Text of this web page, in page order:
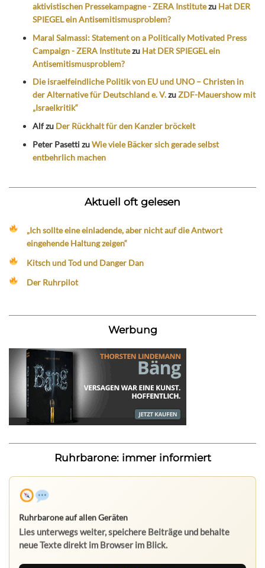
aktivistischen Pressekampagne - ZERA Institutezu Hat DER
SPIEGEL ein Antisemitismusproblem?
Maral Salmassi: Statement on a Politically Motivated Press
Campaign - ZERA Institutezu Hat DER SPIEGEL ein
Antisemitismusproblem?
Die israelfeindliche Politik von EU und UNO – Christen in
der Alternative für Deutschland e. V.zuZDF-Mauershow mit
„Israelkritik“
Alfzu Der Rückhalt für den Kanzler bröckelt
Peter PasettizuWie viele Bäcker sich gerade selbst
entbehrlich machen
Aktuell oft gelesen
„Ich sollte eine einladende, aber nicht auf die Antwort
eingehende Haltung zeigen“
Kitsch und Tod und Danger Dan
Der Ruhrpilot
Werbung
Ruhrbarone: immer informiert